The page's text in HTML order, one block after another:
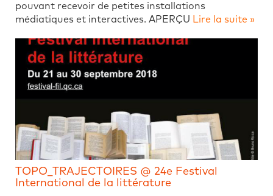
pouvant recevoir de petites installations
médiatiques et interactives. APERÇU Lire la suite »
TOPO_TRAJECTOIRES @ 24e Festival
International de la littérature